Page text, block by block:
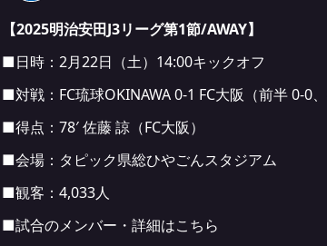
【2025明治安田J3リーグ第1節/AWAY】
■日時：2月22日（土）14:00キックオフ
■対戦：FC琉球OKINAWA 0-1 FC大阪（前半 0-0、
■得点：78′ 佐藤 諒（FC大阪）
■会場：タピック県総ひやごんスタジアム
■観客：4,033人
■試合のメンバー・詳細はこちら